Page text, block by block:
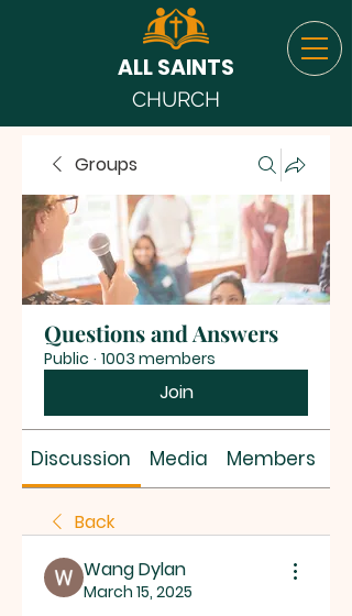
ALL SAINTS
CHURCH
Groups
Questions and Answers
Public · 1003 members
Join
Discussion Media Members
Back
Wang Dylan
March 15, 2025